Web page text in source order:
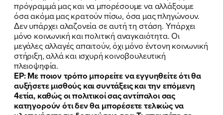
πρόγραμμά μας και να μπορέσουμε να αλλάξουμε
όσα ακόμα μας κρατούν πίσω, όσα μας πληγώνουν.
Δεν υπάρχει αλαζονεία σε αυτή τη στάση. Υπάρχει
μόνο κοινωνική και πολιτική αναγκαιότητα. Οι
μεγάλες αλλαγές απαιτούν, όχι μόνο έντονη κοινωνική
στήριξη, αλλά και ισχυρή κοινοβουλευτική
πλειοψηφία.
ΕΡ: Με ποιον τρόπο μπορείτε να εγγυηθείτε ότι θα
αυξήσετε μισθούς και συντάξεις και την επόμενη
4ετία, καθώς οι πολιτικοί σας αντίπαλοι σας
κατηγορούν ότι δεν θα μπορέσετε τελικώς να